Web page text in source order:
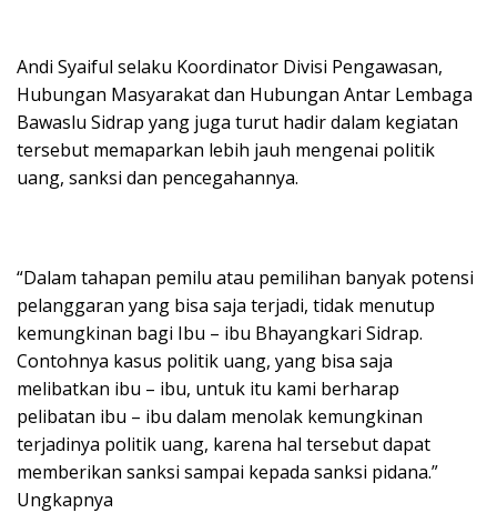
Andi Syaiful selaku Koordinator Divisi Pengawasan,
Hubungan Masyarakat dan Hubungan Antar Lembaga
Bawaslu Sidrap yang juga turut hadir dalam kegiatan
tersebut memaparkan lebih jauh mengenai politik
uang, sanksi dan pencegahannya.
“Dalam tahapan pemilu atau pemilihan banyak potensi
pelanggaran yang bisa saja terjadi, tidak menutup
kemungkinan bagi Ibu – ibu Bhayangkari Sidrap.
Contohnya kasus politik uang, yang bisa saja
melibatkan ibu – ibu, untuk itu kami berharap
pelibatan ibu – ibu dalam menolak kemungkinan
terjadinya politik uang, karena hal tersebut dapat
memberikan sanksi sampai kepada sanksi pidana.”
Ungkapnya